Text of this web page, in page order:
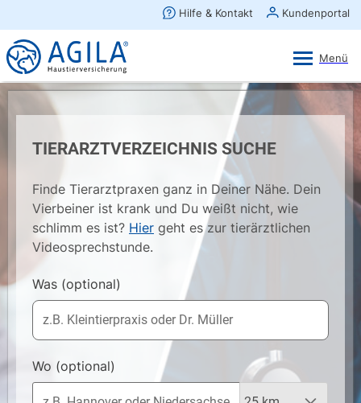
TIERARZTVERZEICHNIS SUCHE
Finde Tierarztpraxen ganz in Deiner Nähe. Dein
Vierbeiner ist krank und Du weißt nicht, wie
schlimm es ist? Hier geht es zur tierärztlichen
Videosprechstunde.
Was (optional)
Wo (optional)
×
AGILA Kunden-App
Gratis - Im Play Store laden
Ansehen